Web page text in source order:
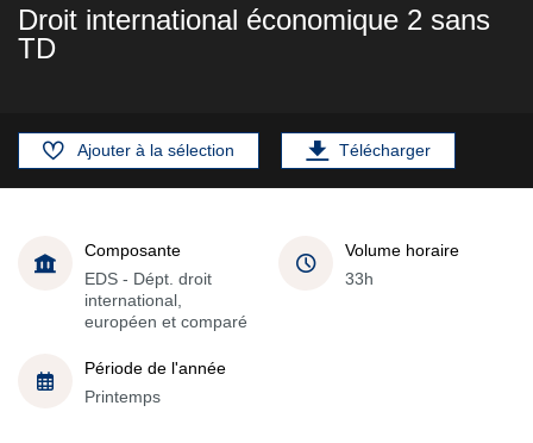
Droit international économique 2 sans
TD
Ajouter à la sélection Télécharger
Composante
EDS - Dépt. droit
international,
européen et comparé
Volume horaire
33h
Période de l'année
Printemps